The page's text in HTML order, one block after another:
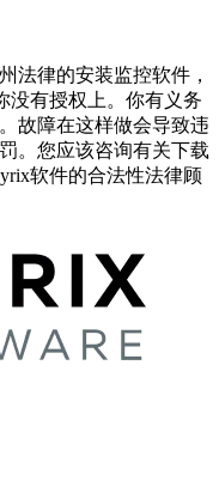
法律的安装监控软件，
没有授权上。你有义务
故障在这样做会导致违
。您应该咨询有关下载
软件的合法性法律顾